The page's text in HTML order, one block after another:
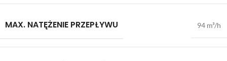
MAX. NATĘŻENIE PRZEPŁYWU 94 m³/h